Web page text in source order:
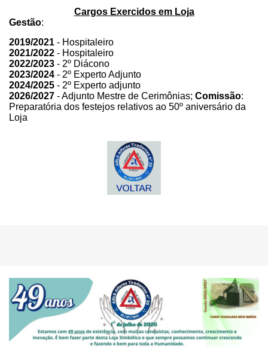
Cargos Exercidos em Loja
Gestão:
2019/2021 - Hospitaleiro
2021/2022 - Hospitaleiro
2022/2023 - 2º Diácono
2023/2024 - 2º Experto Adjunto
2024/2025 - 2º Experto adjunto
2026/2027 - Adjunto Mestre de Cerimônias; Comissão:
Preparatória dos festejos relativos ao 50º aniversário da
Loja